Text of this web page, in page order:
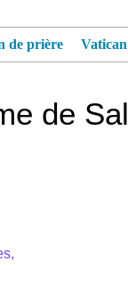
de prière
de